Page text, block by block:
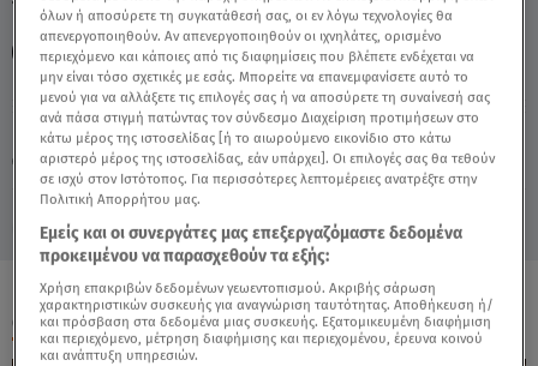
Παρασκευή 7 Αυγούστου 2026
18.05.22, 17:59 MEDIA
TAGS: MASTERCHEF MASTERCHEF HIGHLIGHTS
ΩΜΟ ΨΑΡΙ ΑΠΟΧΩΡΗΣΗ ΣΥΓΚΙΝΗΣΗ
ΟΛΑ ΤΑ ΒΙΝΤΕΟ
όλων ή αποσύρετε τη συγκατάθεσή σας, οι εν λόγω τεχνολογίες θα
απενεργοποιηθούν. Αν απενεργοποιηθούν οι ιχνηλάτες, ορισμένο
περιεχόμενο και κάποιες από τις διαφημίσεις που βλέπετε ενδέχεται να
μην είναι τόσο σχετικές με εσάς. Μπορείτε να επανεμφανίσετε αυτό το
μενού για να αλλάξετε τις επιλογές σας ή να αποσύρετε τη συναίνεσή σας
ανά πάσα στιγμή πατώντας τον σύνδεσμο Διαχείριση προτιμήσεων στο
κάτω μέρος της ιστοσελίδας [ή το αιωρούμενο εικονίδιο στο κάτω
αριστερό μέρος της ιστοσελίδας, εάν υπάρχει]. Οι επιλογές σας θα τεθούν
σε ισχύ στον Ιστότοπος. Για περισσότερες λεπτομέρειες ανατρέξτε στην
Πολιτική Απορρήτου μας.
Εμείς και οι συνεργάτες μας επεξεργαζόμαστε δεδομένα
προκειμένου να παρασχεθούν τα εξής:
Χρήση επακριβών δεδομένων γεωεντοπισμού. Ακριβής σάρωση
χαρακτηριστικών συσκευής για αναγνώριση ταυτότητας. Αποθήκευση ή/
και πρόσβαση στα δεδομένα μιας συσκευής. Εξατομικευμένη διαφήμιση
και περιεχόμενο, μέτρηση διαφήμισης και περιεχομένου, έρευνα κοινού
και ανάπτυξη υπηρεσιών.